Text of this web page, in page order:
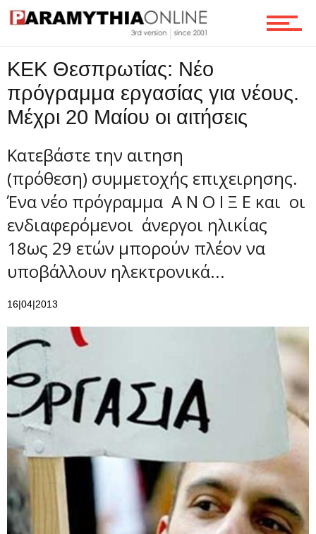
Ροή
Επικοινωνία
ΚΕΚ Θεσπρωτίας: Νέο
πρόγραμμα εργασίας για νέους.
Μέχρι 20 Μαίου οι αιτήσεις
Κατεβάστε την αιτηση
(πρόθεση) συμμετοχής επιχειρησης.
Ένα νέο πρόγραμμα Α Ν Ο Ι Ξ Ε και οι
ενδιαφερόμενοι άνεργοι ηλικίας
18ως 29 ετών μπορούν πλέον να
υποβάλλουν ηλεκτρονικά...
16|04|2013